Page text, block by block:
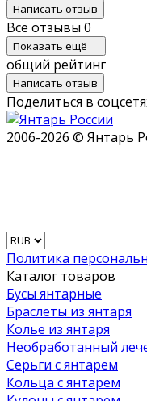
Написать отзыв
Все отзывы 0
Показать ещё
общий рейтинг
Написать отзыв
Поделиться в
2006-2026 © Янтарь
Политика
Каталог товаров
Бусы янтарные
Браслеты из янтаря
Колье из янтаря
Необработанный
Серьги с янтарем
Кольца с янтарем